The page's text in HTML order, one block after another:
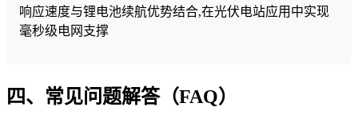
响应速度与锂电池续航优势结合,在光伏电站应用中实现
毫秒级电网支撑
四、常见问题解答（FAQ）